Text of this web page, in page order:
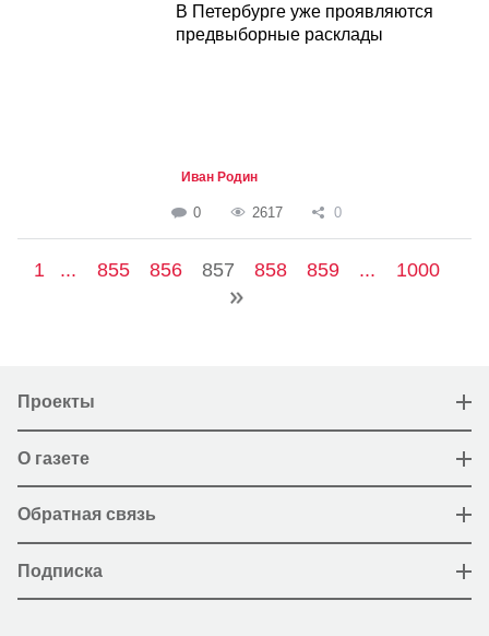
В Петербурге уже проявляются
предвыборные расклады
Иван Родин
0 2617 0
1 ... 855 856 857 858 859 ... 1000
Проекты
О газете
Обратная связь
Подписка